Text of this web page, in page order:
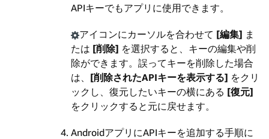
APIキーでもアプリに使用できます。
アイコンにカーソルを合わせて [編集] ま
たは [削除] を選択すると、キーの編集や削
除ができます。誤ってキーを削除した場合
は、 [削除されたAPIキーを表示する] をクリ
ックし、復元したいキーの横にある [復元]
をクリックすると元に戻せます。
AndroidアプリにAPIキーを追加する手順に